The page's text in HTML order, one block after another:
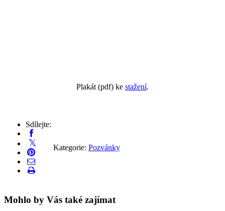
Plakát (pdf) ke stažení.
Sdílejte:
Kategorie: Pozvánky
Mohlo by Vás také zajímat